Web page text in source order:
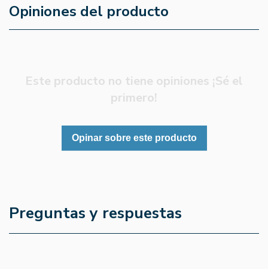
Opiniones del producto
Este producto no tiene opiniones ¡Sé el
primero!
Opinar sobre este producto
Preguntas y respuestas